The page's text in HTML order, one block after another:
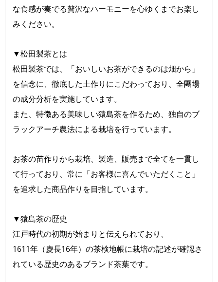
な食感が奏でる贅沢なハーモニーを心ゆくまでお楽し
みください。
▼松田製茶とは
松田製茶では、「おいしいお茶ができるのは畑から」
を信念に、徹底した土作りにこだわっており、全團場
の成分分析を実施しています。
また、特徴ある美味しい猿島茶を作るため、独自のブ
ラックアーチ農法による栽培を行っています。
お茶の苗作りから栽培、製造、販売まで全てを一貫し
て行っており、常に「お客様に喜んでいただくこと」
を追求した商品作りを目指しています。
▼猿島茶の歴史
江戸時代の初期が始まりと伝えられており、
1611年（慶長16年）の茶検地帳に栽培の記述が確認さ
れている歴史のあるブランド茶葉です。